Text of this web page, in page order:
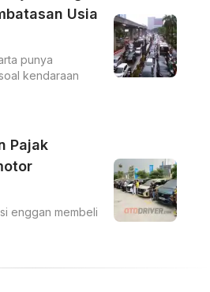
Usia
punya
kendaraan
Pajak
enggan membeli